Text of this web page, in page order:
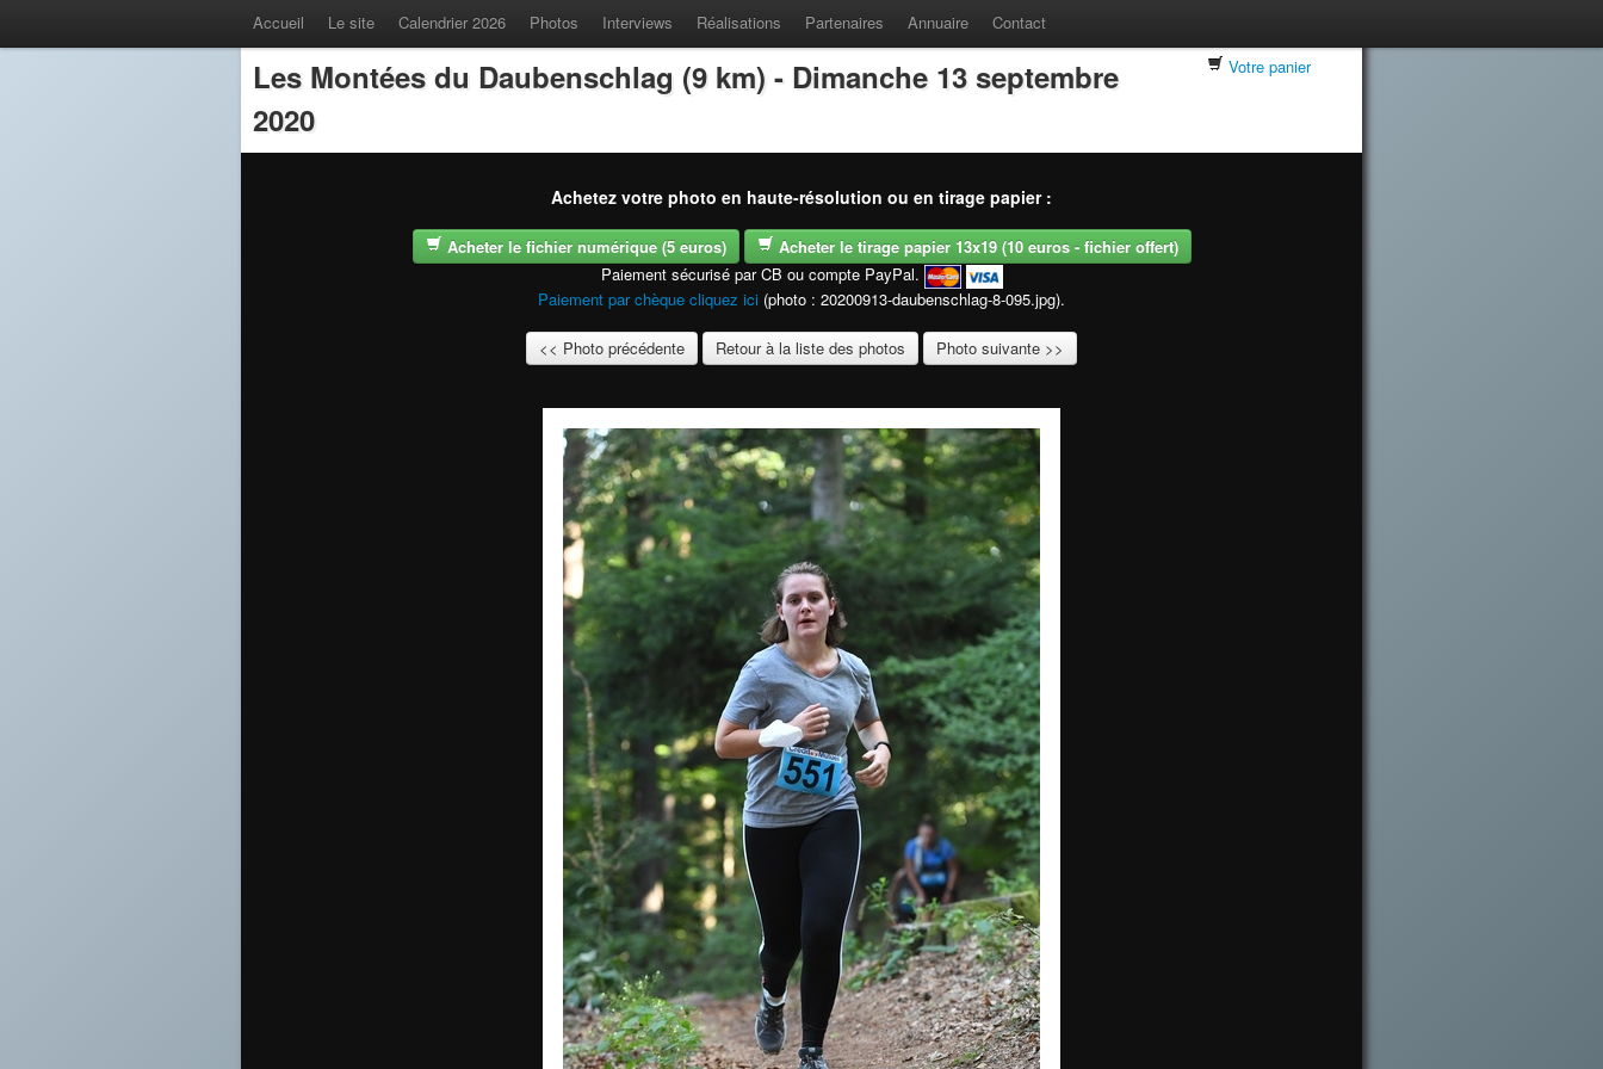
Accueil Le site Calendrier 2026 Photos Interviews Réalisations Partenaires Annuaire Contact
Les Montées du Daubenschlag (9 km) - Dimanche 13 septembre
2020
Votre panier
Achetez votre photo en haute-résolution ou en tirage papier :
Acheter le fichier numérique (5 euros)
Acheter le tirage papier 13x19 (10 euros - fichier offert)
Paiement sécurisé par CB ou compte PayPal.
Paiement par chèque cliquez ici (photo : 20200913-daubenschlag-8-095.jpg).
<< Photo précédente Retour à la liste des photos Photo suivante >>